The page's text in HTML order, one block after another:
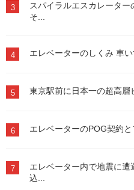
3
スパイラルエスカレーター
そ...
4 エレベーターのしくみ 車
5 東京駅前に日本一の超高
6 エレベーターのPOG契約
7
エレベーター内で地震に
込...